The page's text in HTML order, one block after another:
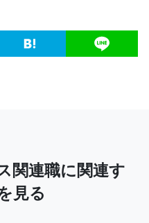
関連職に関連す
見る